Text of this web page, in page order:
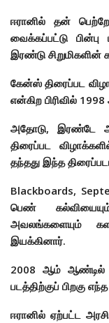
ஈரானில் தன்
வைக்கப்பட்டு பின்பு
இரண்டு சிறுமிகளின்
கேன்ஸ் திரைப்பட
என்கிற பிரிவில்
அதோடு, இரண்டே
திரைப்பட
தந்தது இந்த
Blackboards,
பெண்
அவலங்களையும்
இயக்கினார்.
2008 ஆம் ஆண்டில்
படத்திற்குப் பிறகு
ஈரானில் ஏற்பட்ட